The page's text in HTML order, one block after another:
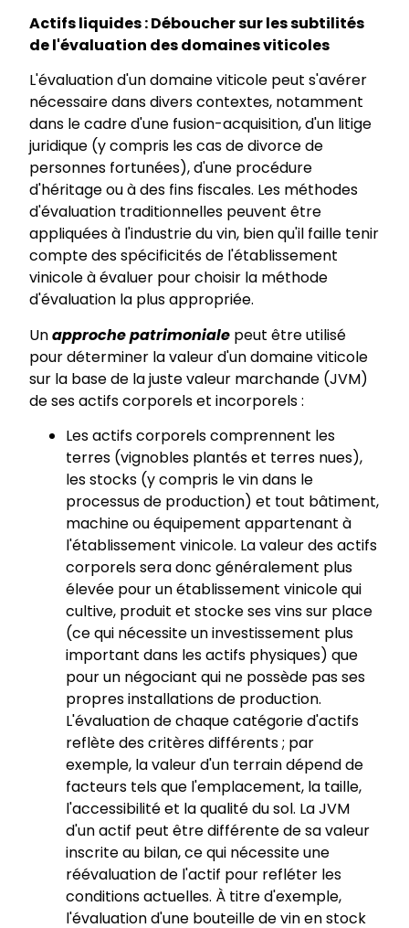
Actifs liquides : Déboucher sur les subtilités
de l'évaluation des domaines viticoles
L'évaluation d'un domaine viticole peut s'avérer
nécessaire dans divers contextes, notamment
dans le cadre d'une fusion-acquisition, d'un litige
juridique (y compris les cas de divorce de
personnes fortunées), d'une procédure
d'héritage ou à des fins fiscales. Les méthodes
d'évaluation traditionnelles peuvent être
appliquées à l'industrie du vin, bien qu'il faille tenir
compte des spécificités de l'établissement
vinicole à évaluer pour choisir la méthode
d'évaluation la plus appropriée.
Unapproche patrimoniale peut être utilisé
pour déterminer la valeur d'un domaine viticole
sur la base de la juste valeur marchande (JVM)
de ses actifs corporels et incorporels :
Les actifs corporels comprennent les
terres (vignobles plantés et terres nues),
les stocks (y compris le vin dans le
processus de production) et tout bâtiment,
machine ou équipement appartenant à
l'établissement vinicole. La valeur des actifs
corporels sera donc généralement plus
élevée pour un établissement vinicole qui
cultive, produit et stocke ses vins sur place
(ce qui nécessite un investissement plus
important dans les actifs physiques) que
pour un négociant qui ne possède pas ses
propres installations de production.
L'évaluation de chaque catégorie d'actifs
reflète des critères différents ; par
exemple, la valeur d'un terrain dépend de
facteurs tels que l'emplacement, la taille,
l'accessibilité et la qualité du sol. La JVM
d'un actif peut être différente de sa valeur
inscrite au bilan, ce qui nécessite une
réévaluation de l'actif pour refléter les
conditions actuelles. À titre d'exemple,
l'évaluation d'une bouteille de vin en stock